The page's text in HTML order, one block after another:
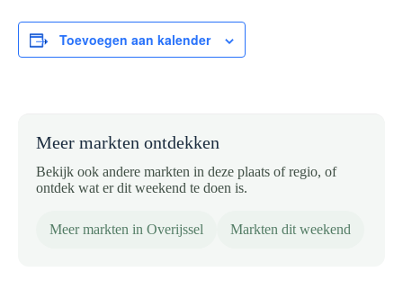
Toevoegen aan kalender
Meer markten ontdekken
Bekijk ook andere markten in deze plaats of regio, of
ontdek wat er dit weekend te doen is.
Meer markten in Overijssel Markten dit weekend